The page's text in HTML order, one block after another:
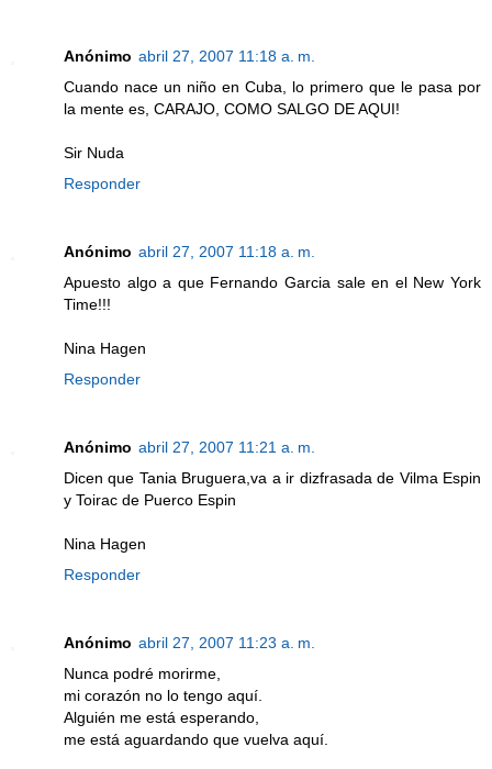
Anónimo abril 27, 2007 11:18 a. m.
Cuando nace un niño en Cuba, lo primero que le pasa por
la mente es, CARAJO, COMO SALGO DE AQUI!
Sir Nuda
Responder
Anónimo abril 27, 2007 11:18 a. m.
Apuesto algo a que Fernando Garcia sale en el New York
Time!!!
Nina Hagen
Responder
Anónimo abril 27, 2007 11:21 a. m.
Dicen que Tania Bruguera,va a ir dizfrasada de Vilma Espin
y Toirac de Puerco Espin
Nina Hagen
Responder
Anónimo abril 27, 2007 11:23 a. m.
Nunca podré morirme,
mi corazón no lo tengo aquí.
Alguién me está esperando,
me está aguardando que vuelva aquí.